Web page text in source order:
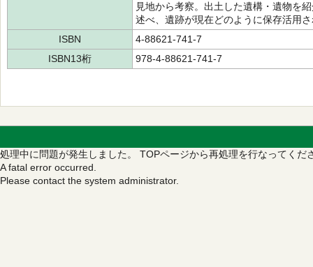
見地から考察。出土した遺構・遺物を
述べ、遺跡が現在どのように保存活用
ISBN
4-88621-741-7
ISBN13桁
978-4-88621-741-7
処理中に問題が発生しました。 TOPページから再処理を行なってくだ
A fatal error occurred.
Please contact the system administrator.